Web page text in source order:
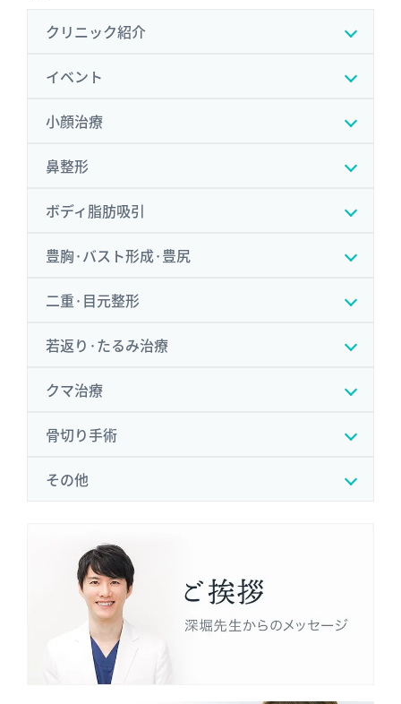
クリニック紹介
イベント
小顔治療
鼻整形
ボディ脂肪吸引
豊胸·バスト形成·豊尻
二重·目元整形
若返り·たるみ治療
クマ治療
骨切り手術
その他